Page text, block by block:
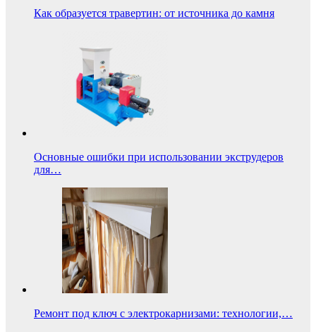
Как образуется травертин: от источника до камня
Основные ошибки при использовании экструдеров
для…
Ремонт под ключ с электрокарнизами: технологии,…